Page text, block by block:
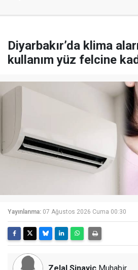
Diyarbakır’da klima
kullanım yüz felcine
Yayınlanma: 07 Ağustos 2026 Cuma 00:30
Zelal Sinayiç Muhabir